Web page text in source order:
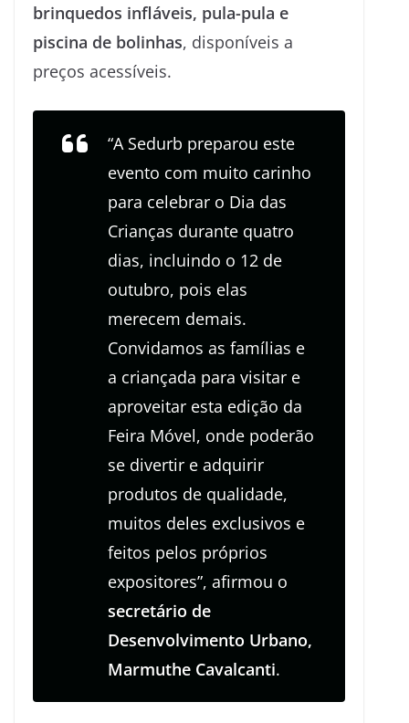
brinquedos infláveis, pula-pula e
piscina de bolinhas, disponíveis a
preços acessíveis.
“A Sedurb preparou este
evento com muito carinho
para celebrar o Dia das
Crianças durante quatro
dias, incluindo o 12 de
outubro, pois elas
merecem demais.
Convidamos as famílias e
a criançada para visitar e
aproveitar esta edição da
Feira Móvel, onde poderão
se divertir e adquirir
produtos de qualidade,
muitos deles exclusivos e
feitos pelos próprios
expositores”, afirmou o
secretário de
Desenvolvimento Urbano,
Marmuthe Cavalcanti.